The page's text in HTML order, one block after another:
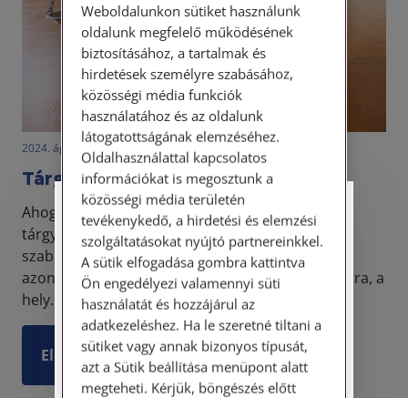
2024. április 15. • dr. Szalai Krisztina
Tárgyalótermi etikett
Ahogyan az élet számos területén, a bírósági
tárgyalások során is érvényesülnek követendő
szabályok, különös tekintettel a pontosságra, az
azonosítás szabályaira, a mobiltelefon használatra, a
hely...
Elolvasom
Személyes ügyfélfogadás
Tisztelt Ügyfeleink!
Személyes ügyfélszolgálatunk telefonon
történő előzetes időpontegyeztetés után,
szerdai napokon érhető el.
Címünk: 1087 Budapest, Hungária körút
30/A. 8. emelet. Pontos megközelítési
Weboldalunkon sütiket használunk
oldalunk megfelelő működésének
biztosításához, a tartalmak és
hirdetések személyre szabásához,
közösségi média funkciók
használatához és az oldalunk
látogatottságának elemzéséhez.
Oldalhasználattal kapcsolatos
információkat is megosztunk a
közösségi média területén
tevékenykedő, a hirdetési és elemzési
szolgáltatásokat nyújtó partnereinkkel.
A sütik elfogadása gombra kattintva
Ön engedélyezi valamennyi süti
használatát és hozzájárul az
adatkezeléshez. Ha le szeretné tiltani a
sütiket vagy annak bizonyos típusát,
azt a Sütik beállítása menüpont alatt
megteheti. Kérjük, böngészés előtt